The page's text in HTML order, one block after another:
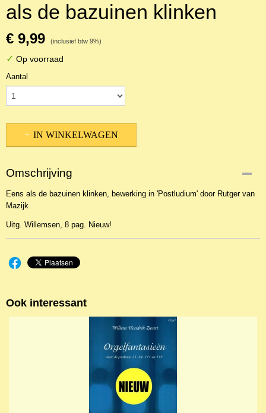
als de bazuinen klinken
€ 9,99 (inclusief btw 9%)
✓ Op voorraad
Aantal
IN WINKELWAGEN
Omschrijving
Eens als de bazuinen klinken, bewerking in 'Postludium' door Rutger van
Mazijk
Uitg. Willemsen, 8 pag. Nieuw!
Ook interessant